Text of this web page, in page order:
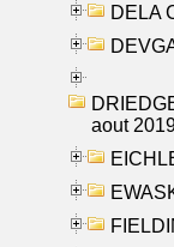
DELA
aout